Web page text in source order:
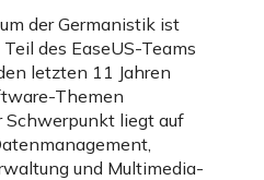
der Germanistik ist
des EaseUS-Teams
letzten 11 Jahren
Themen
Schwerpunkt liegt auf
und Multimedia-